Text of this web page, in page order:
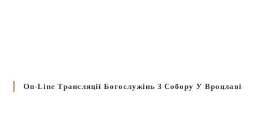
On-Line Трансляції Богослужінь З Собору У Вроцлаві